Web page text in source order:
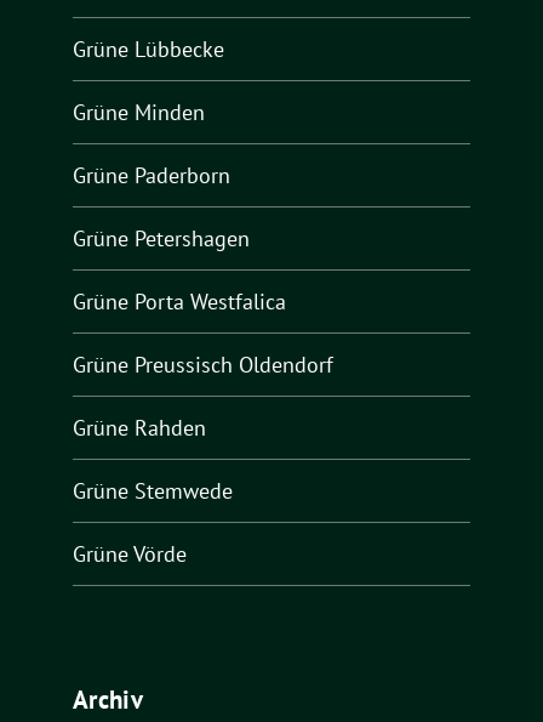
Grüne Lübbecke
Grüne Minden
Grüne Paderborn
Grüne Petershagen
Grüne Porta Westfalica
Grüne Preussisch Oldendorf
Grüne Rahden
Grüne Stemwede
Grüne Vörde
Archiv